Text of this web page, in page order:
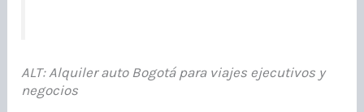
ALT: Alquiler auto Bogotá para viajes ejecutivos y
negocios